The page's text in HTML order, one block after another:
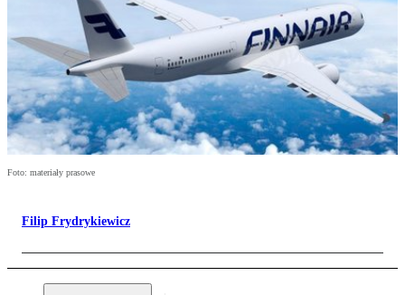
Foto: materiały prasowe
Filip Frydrykiewicz